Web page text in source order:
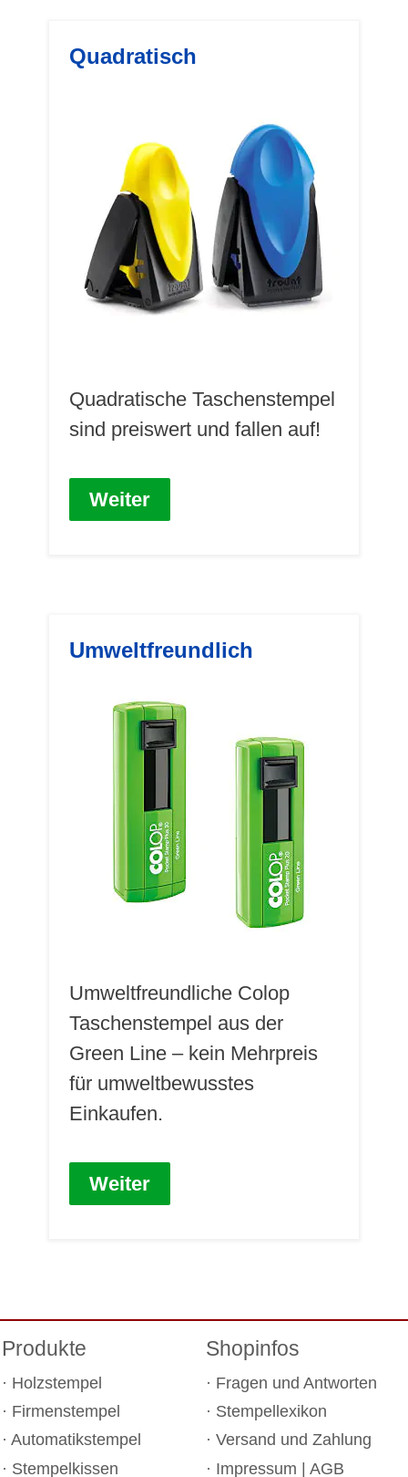
Quadratisch
Quadratische Taschenstempel
sind preiswert und fallen auf!
Weiter
Umweltfreundlich
Umweltfreundliche Colop
Taschenstempel aus der
Green Line – kein Mehrpreis
für umweltbewusstes
Einkaufen.
Weiter
Produkte
Holzstempel
Firmenstempel
Automatikstempel
Stempelkissen
Shopinfos
Fragen und Antworten
Stempellexikon
Versand und Zahlung
Impressum | AGB